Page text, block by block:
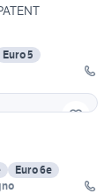
Euro 5
Euro 6e